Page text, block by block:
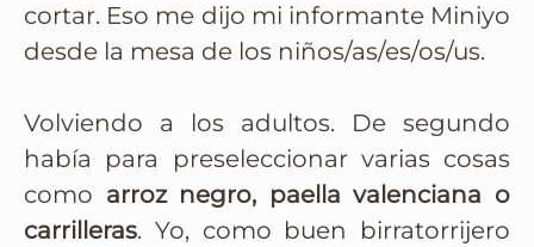
cortar. Eso me dijo mi informante Miniyo
desde la mesa de los niños/as/es/os/us.
Volviendo a los adultos. De segundo
había para preseleccionar varias cosas
como arroz negro, paella valenciana o
carrilleras. Yo, como buen birratorrijero